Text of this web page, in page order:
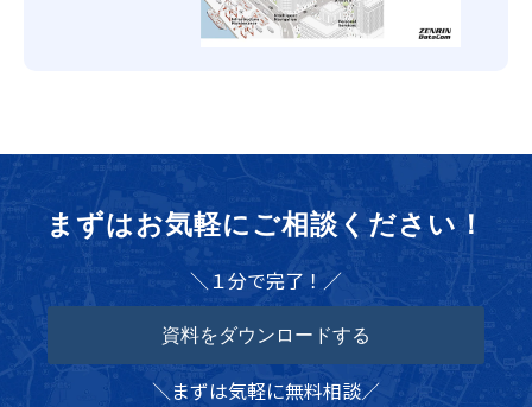
まずはお気軽にご相談ください！
＼１分で完了！／
資料をダウンロードする
＼まずは気軽に無料相談／